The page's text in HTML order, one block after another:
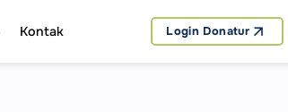
Kontak Login Donatur